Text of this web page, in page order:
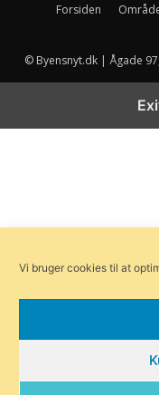
Forsiden
© Byensnyt.dk | Ågade
Vi bruger cookies til at